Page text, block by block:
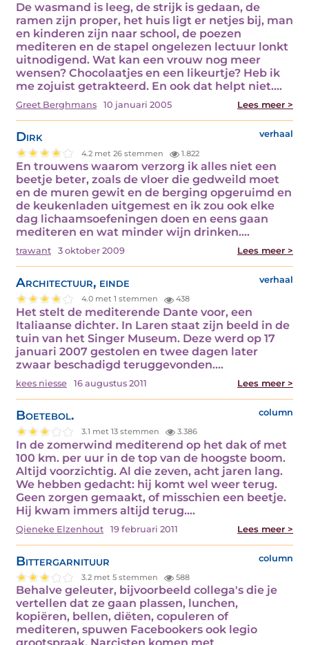
De wasmand is leeg, de strijk is gedaan, de
ramen zijn proper, het huis ligt er netjes bij, man
en kinderen zijn naar school, de poezen
mediteren en de stapel ongelezen lectuur lonkt
uitnodigend. Wat kan een vrouw nog meer
wensen? Chocolaatjes en een likeurtje? Heb ik
me zojuist getrakteerd. En ook dat helpt niet.…
Greet Berghmans 10 januari 2005 Lees meer >
Dirk verhaal
4.2 met 26 stemmen 1.822
En trouwens waarom verzorg ik alles niet een
beetje beter, zoals de vloer die gedweild moet
en de muren gewit en de berging opgeruimd en
de keukenladen uitgemest en ik zou ook elke
dag lichaamsoefeningen doen en eens gaan
mediteren en wat minder wijn drinken.…
trawant 3 oktober 2009 Lees meer >
Architectuur, einde verhaal
4.0 met 1 stemmen 438
Het stelt de mediterende Dante voor, een
Italiaanse dichter. In Laren staat zijn beeld in de
tuin van het Singer Museum. Deze werd op 17
januari 2007 gestolen en twee dagen later
zwaar beschadigd teruggevonden.…
kees niesse 16 augustus 2011 Lees meer >
Boetebol. column
3.1 met 13 stemmen 3.386
In de zomerwind mediterend op het dak of met
100 km. per uur in de top van de hoogste boom.
Altijd voorzichtig. Al die zeven, acht jaren lang.
We hebben gedacht: hij komt wel weer terug.
Geen zorgen gemaakt, of misschien een beetje.
Hij kwam immers altijd terug.…
Qieneke Elzenhout 19 februari 2011 Lees meer >
Bittergarnituur column
3.2 met 5 stemmen 588
Behalve geleuter, bijvoorbeeld collega's die je
vertellen dat ze gaan plassen, lunchen,
kopiëren, bellen, diëten, copuleren of
mediteren, spuwen Facebookers ook legio